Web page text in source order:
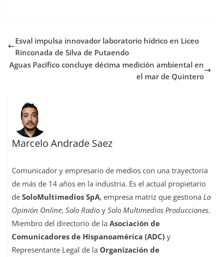
o
o
k
e
r
A
p
p
d
o
n
r
e
s
t
r
d
I
n
r
t
i
Esval impulsa innovador laboratorio hídrico en Liceo
Rinconada de Silva de Putaendo
Aguas Pacífico concluye décima medición ambiental en
el mar de Quintero
Marcelo Andrade Saez
Comunicador y empresario de medios con una trayectoria
de más de 14 años en la industria. Es el actual propietario
deSoloMultimedios SpA, empresa matriz que gestiona La
Opinión Online,Solo Radio ySolo Multimedios Producciones.
Miembro del directorio de laAsociación de
Comunicadores de Hispanoamérica (ADC) y
Representante Legal de la Organización de